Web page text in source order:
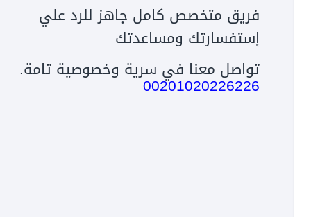
فريق متخصص كامل جاهز للرد علي
إستفسارتك ومساعدتك
تواصل معنا في سرية وخصوصية تامة.
00201020226226